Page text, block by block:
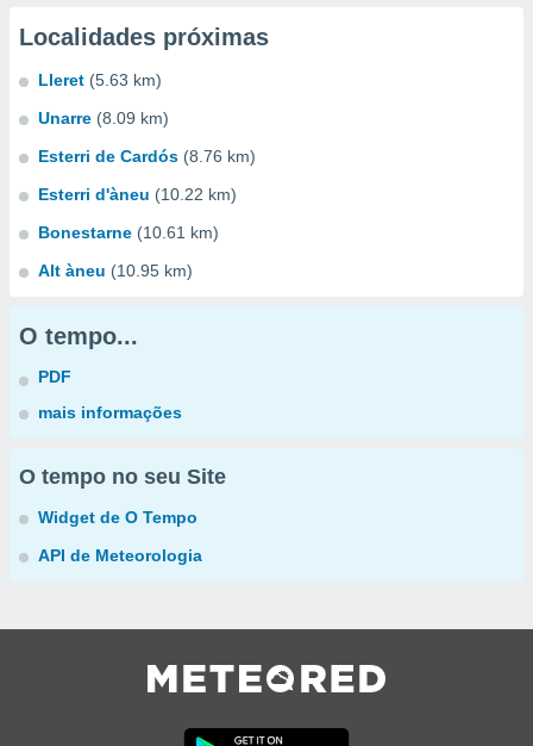
Localidades próximas
Lleret (5.63 km)
Unarre (8.09 km)
Esterri de Cardós (8.76 km)
Esterri d'àneu (10.22 km)
Bonestarne (10.61 km)
Alt àneu (10.95 km)
O tempo...
PDF
mais informações
O tempo no seu Site
Widget de O Tempo
API de Meteorologia